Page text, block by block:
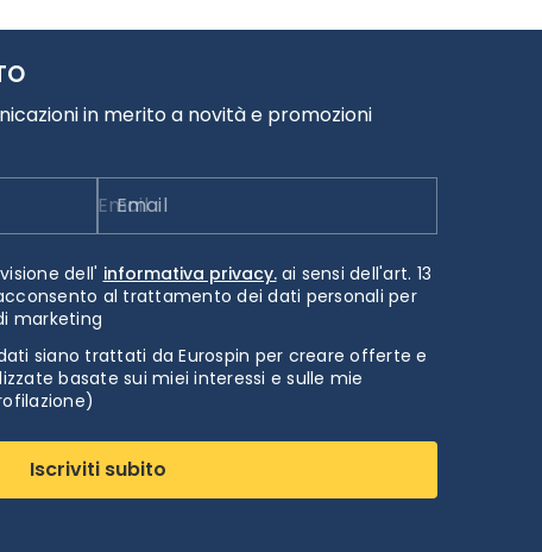
in merito a novità e promozioni
Email
dell' informativa privacy.ai sensi dell'art. 13
acconsento al trattamento dei dati personali per
marketing
siano trattati da Eurospin per creare offerte e
basate sui miei interessi e sulle mie
Iscriviti subito